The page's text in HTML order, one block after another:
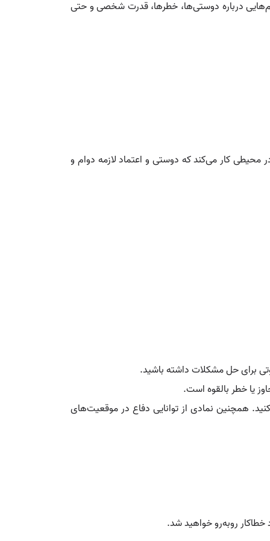
درباره دوستی‌ها، خطرها، قدرت شخصی و حتی
محیطی کار می‌کند که دوستی و اعتماد لازمه دوام و
برای حل مشکلات داشته باشید.
یا خطر بالقوه است.
همچنین نمادی از توانایی دفاع در موقعیت‌های
روبه‌رو خواهید شد.